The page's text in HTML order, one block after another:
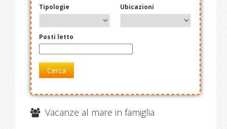
Tipologie Ubicazioni
Posti letto
Cerca
Vacanze al mare in famiglia